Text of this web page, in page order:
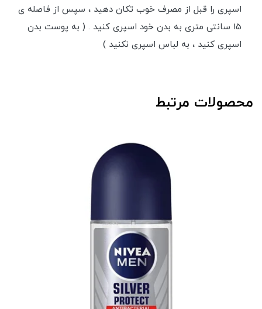
اسپری را قبل از مصرف خوب تکان دهید ، سپس از فاصله ی
15 سانتی متری به بدن خود اسپری کنید . ( به پوست بدن
اسپری کنید ، به لباس اسپری نکنید )
محصولات مرتبط